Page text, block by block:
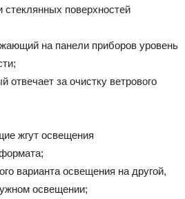
стеклянных поверхностей
на панели приборов уровень
отвечает за очистку ветрового
жгут освещения
варианта освещения на другой,
освещении;